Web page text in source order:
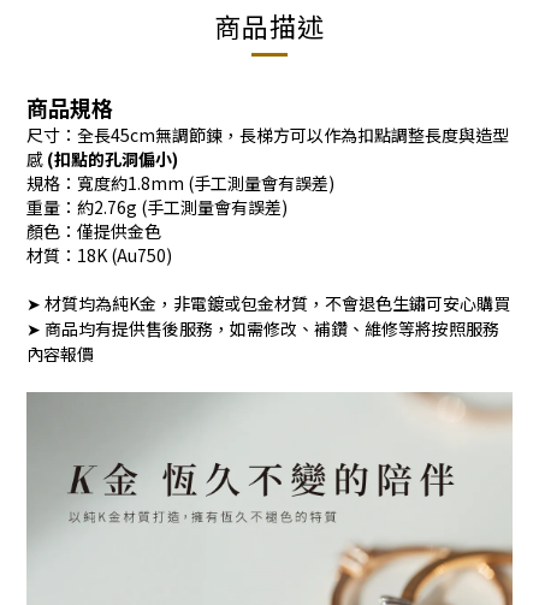
商品描述
商品規格
尺寸 ：全長45cm無調節鍊，長梯方可以作為扣點調整長度與造型
感 (扣點的孔洞偏小)
規格：寬度約1.8mm (手工測量會有誤差)
重量：約2.76g (手工測量會有誤差)
顏色 ： 僅提供金色
材質 ：18K (Au750)
➤ 材質均為純K金，非電鍍或包金材質，不會退色生鏽可安心購買
➤ 商品均有提供售後服務，如需修改、補鑽、維修等將按照服務
內容報價